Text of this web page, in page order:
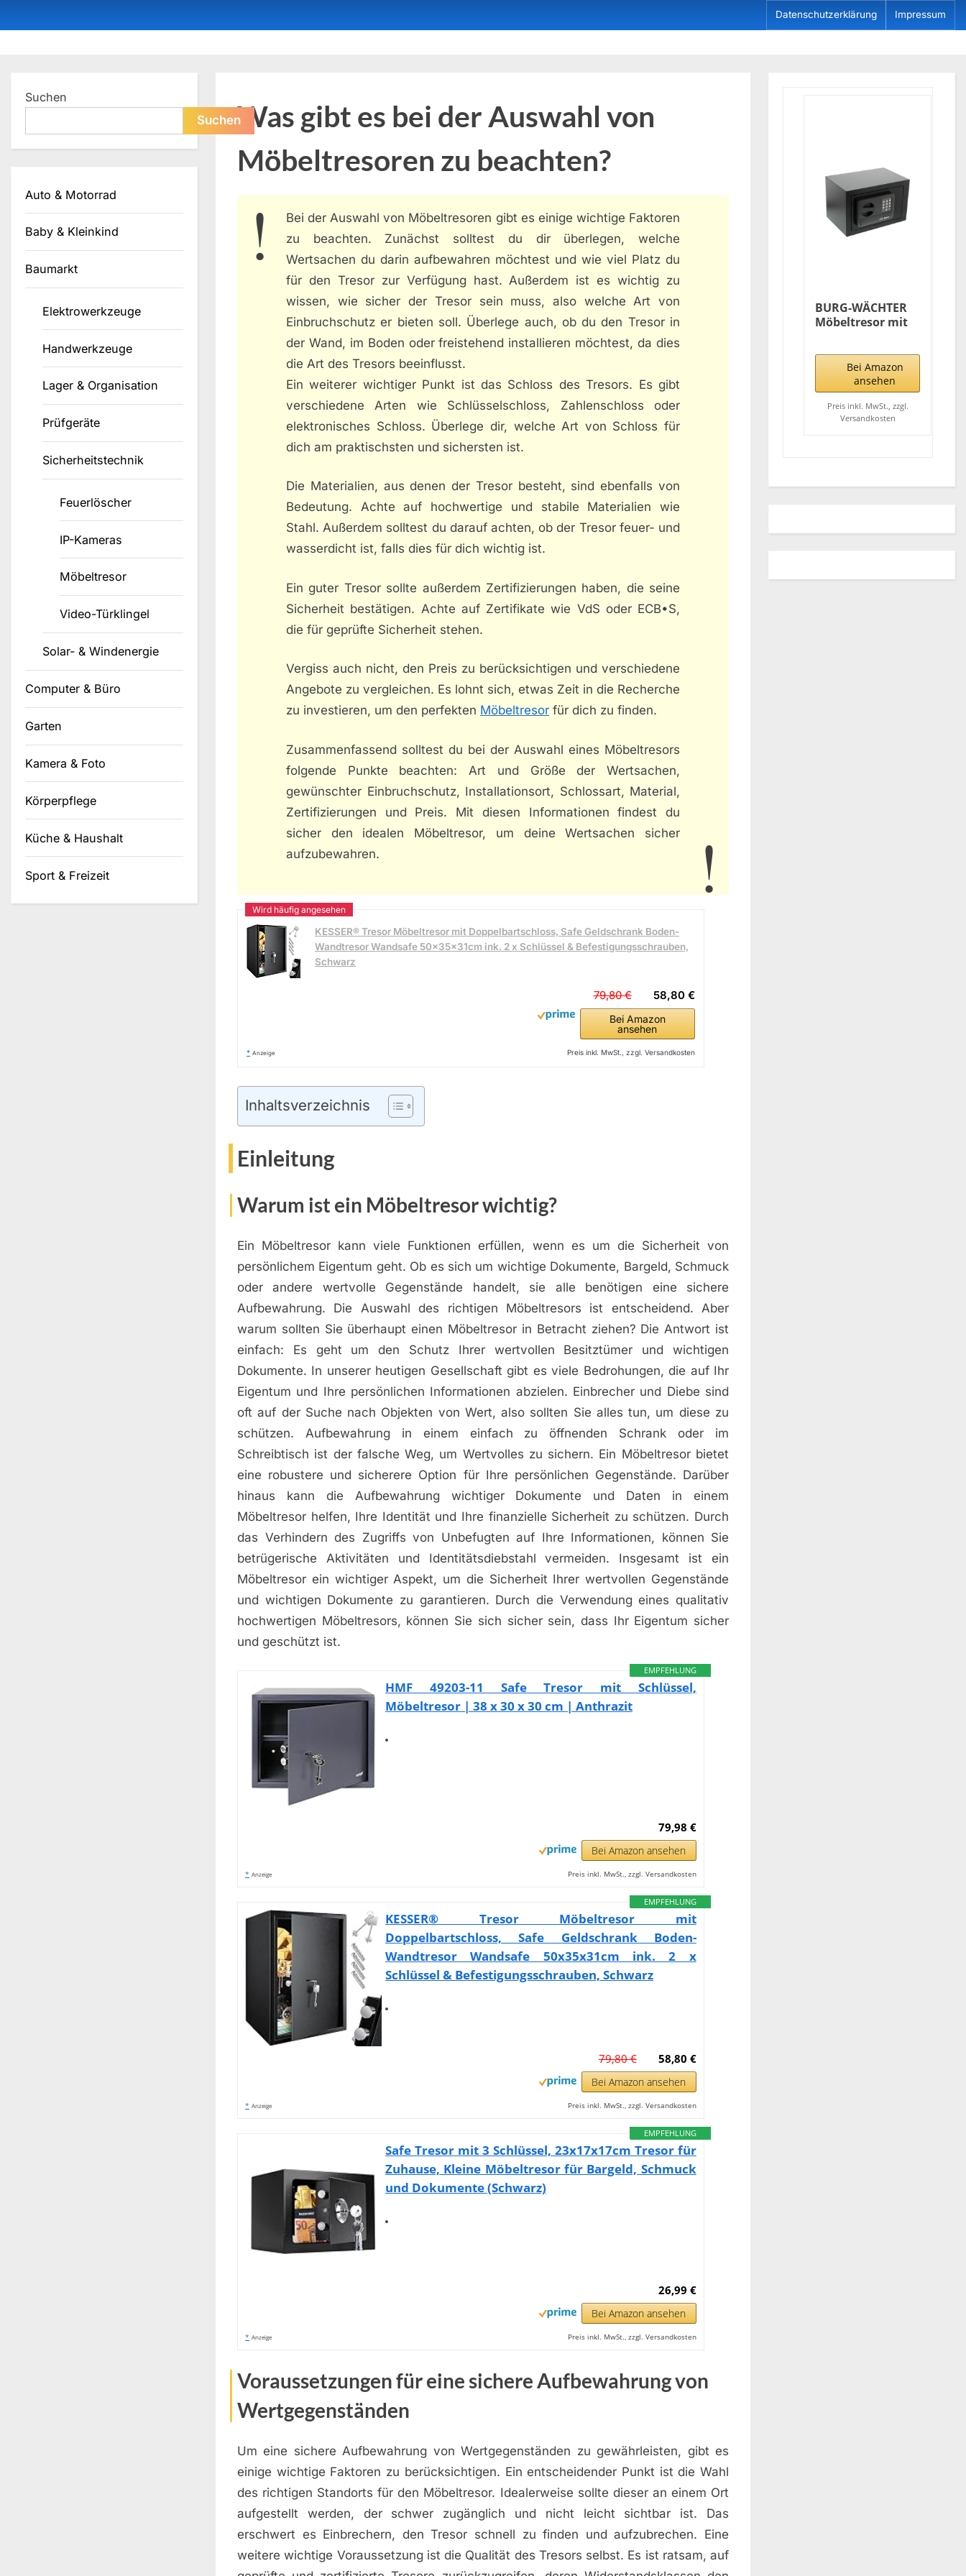
to
Datenschutzerklärung Impressum
Was gibt es bei der Auswahl von
Möbeltresoren zu beachten?
Bei der Auswahl von Möbeltresoren gibt es einige wichtige Faktoren
zu beachten. Zunächst solltest du dir überlegen, welche
Wertsachen du darin aufbewahren möchtest und wie viel Platz du
für den Tresor zur Verfügung hast. Außerdem ist es wichtig zu
wissen, wie sicher der Tresor sein muss, also welche Art von
Einbruchschutz er bieten soll. Überlege auch, ob du den Tresor in
der Wand, im Boden oder freistehend installieren möchtest, da dies
die Art des Tresors beeinflusst.
Ein weiterer wichtiger Punkt ist das Schloss des Tresors. Es gibt
verschiedene Arten wie Schlüsselschloss, Zahlenschloss oder
elektronisches Schloss. Überlege dir, welche Art von Schloss für
dich am praktischsten und sichersten ist.
Die Materialien, aus denen der Tresor besteht, sind ebenfalls von
Bedeutung. Achte auf hochwertige und stabile Materialien wie
Stahl. Außerdem solltest du darauf achten, ob der Tresor feuer- und
wasserdicht ist, falls dies für dich wichtig ist.
Ein guter Tresor sollte außerdem Zertifizierungen haben, die seine
Sicherheit bestätigen. Achte auf Zertifikate wie VdS oder ECB•S,
die für geprüfte Sicherheit stehen.
Vergiss auch nicht, den Preis zu berücksichtigen und verschiedene
Angebote zu vergleichen. Es lohnt sich, etwas Zeit in die Recherche
zu investieren, um den perfekten Möbeltresor für dich zu finden.
Zusammenfassend solltest du bei der Auswahl eines Möbeltresors
folgende Punkte beachten: Art und Größe der Wertsachen,
gewünschter Einbruchschutz, Installationsort, Schlossart, Material,
Zertifizierungen und Preis. Mit diesen Informationen findest du
sicher den idealen Möbeltresor, um deine Wertsachen sicher
aufzubewahren.
KESSER® Tresor Möbeltresor mit Doppelbartschloss, Safe Geldschrank Boden-
Wandtresor Wandsafe 50x35x31cm ink. 2 x Schlüssel & Befestigungsschrauben,
Schwarz
58,80 €
79,80 €
Bei Amazon
ansehen
* Anzeige Preis inkl. MwSt., zzgl. Versandkosten
Inhaltsverzeichnis
Einleitung
Warum ist ein Möbeltresor wichtig?
Ein Möbeltresor kann viele Funktionen erfüllen, wenn es um die Sicherheit von
persönlichem Eigentum geht. Ob es sich um wichtige Dokumente, Bargeld, Schmuck
oder andere wertvolle Gegenstände handelt, sie alle benötigen eine sichere
Aufbewahrung. Die Auswahl des richtigen Möbeltresors ist entscheidend. Aber
warum sollten Sie überhaupt einen Möbeltresor in Betracht ziehen? Die Antwort ist
einfach: Es geht um den Schutz Ihrer wertvollen Besitztümer und wichtigen
Dokumente. In unserer heutigen Gesellschaft gibt es viele Bedrohungen, die auf Ihr
Eigentum und Ihre persönlichen Informationen abzielen. Einbrecher und Diebe sind
oft auf der Suche nach Objekten von Wert, also sollten Sie alles tun, um diese zu
schützen. Aufbewahrung in einem einfach zu öffnenden Schrank oder im
Schreibtisch ist der falsche Weg, um Wertvolles zu sichern. Ein Möbeltresor bietet
eine robustere und sicherere Option für Ihre persönlichen Gegenstände. Darüber
hinaus kann die Aufbewahrung wichtiger Dokumente und Daten in einem
Möbeltresor helfen, Ihre Identität und Ihre finanzielle Sicherheit zu schützen. Durch
das Verhindern des Zugriffs von Unbefugten auf Ihre Informationen, können Sie
betrügerische Aktivitäten und Identitätsdiebstahl vermeiden. Insgesamt ist ein
Möbeltresor ein wichtiger Aspekt, um die Sicherheit Ihrer wertvollen Gegenstände
und wichtigen Dokumente zu garantieren. Durch die Verwendung eines qualitativ
hochwertigen Möbeltresors, können Sie sich sicher sein, dass Ihr Eigentum sicher
und geschützt ist.
EMPFEHLUNG
HMF 49203-11 Safe Tresor mit Schlüssel,
Möbeltresor | 38 x 30 x 30 cm | Anthrazit
79,98 €
Bei Amazon ansehen
* Anzeige Preis inkl. MwSt., zzgl. Versandkosten
EMPFEHLUNG
KESSER® Tresor Möbeltresor mit
Doppelbartschloss, Safe Geldschrank Boden-
Wandtresor Wandsafe 50x35x31cm ink. 2 x
Schlüssel & Befestigungsschrauben, Schwarz
58,80 €
79,80 €
Bei Amazon ansehen
* Anzeige Preis inkl. MwSt., zzgl. Versandkosten
EMPFEHLUNG
Safe Tresor mit 3 Schlüssel, 23x17x17cm Tresor für
Zuhause, Kleine Möbeltresor für Bargeld, Schmuck
und Dokumente (Schwarz)
26,99 €
Bei Amazon ansehen
* Anzeige Preis inkl. MwSt., zzgl. Versandkosten
Voraussetzungen für eine sichere Aufbewahrung von
Wertgegenständen
Um eine sichere Aufbewahrung von Wertgegenständen zu gewährleisten, gibt es
einige wichtige Faktoren zu berücksichtigen. Ein entscheidender Punkt ist die Wahl
des richtigen Standorts für den Möbeltresor. Idealerweise sollte dieser an einem Ort
aufgestellt werden, der schwer zugänglich und nicht leicht sichtbar ist. Das
erschwert es Einbrechern, den Tresor schnell zu finden und aufzubrechen. Eine
weitere wichtige Voraussetzung ist die Qualität des Tresors selbst. Es ist ratsam, auf
Suchen
Suchen
Auto & Motorrad
Baby & Kleinkind
Baumarkt
Elektrowerkzeuge
Handwerkzeuge
Lager & Organisation
Prüfgeräte
Sicherheitstechnik
Feuerlöscher
IP-Kameras
Möbeltresor
Video-Türklingel
Solar- & Windenergie
Computer & Büro
Garten
Kamera & Foto
Körperpflege
Küche & Haushalt
Sport & Freizeit
BURG-WÄCHTER
Möbeltresor mit
Favor, 9,5 l, 4,5 kg,
S3 E, schwarz
Bei Amazon
ansehen
Preis inkl. MwSt., zzgl.
Versandkosten